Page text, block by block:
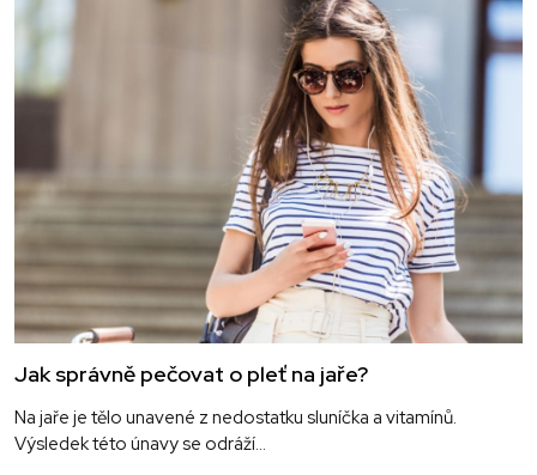
Jak správně pečovat o pleť na jaře?
Na jaře je tělo unavené z nedostatku sluníčka a vitamínů.
Výsledek této únavy se odráží...